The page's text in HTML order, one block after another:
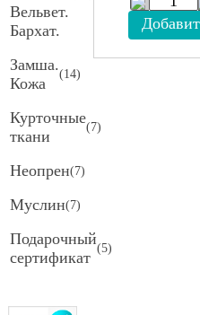
Вельвет.
Бархат.
Замша.
Кожа
(14)
Курточные
ткани
(7)
Неопрен(7)
Муслин(7)
Подарочный
сертификат
(5)